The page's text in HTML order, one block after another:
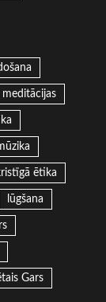
meditācijas
ētika
lūgšana
Gars